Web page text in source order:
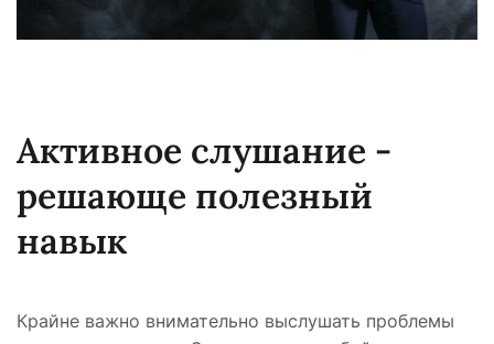
Активное слушание -
решающе полезный
навык
Крайне важно внимательно выслушать проблемы